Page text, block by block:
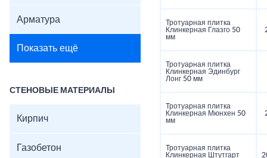
Арматура
Показать ещё
СТЕНОВЫЕ МАТЕРИАЛЫ
Кирпич
Газобетон
Тротуарная плитка
Клинкерная Глазго 50
мм
Тротуарная плитка
Клинкерная Эдинбург
Лонг 50 мм
Тротуарная плитка
Клинкерная Мюнхен 50
мм
Тротуарная плитка
Клинкерная Штутгарт